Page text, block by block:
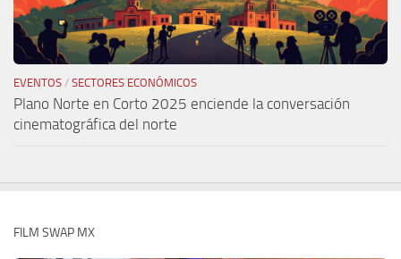
EVENTOS / SECTORES ECONÓMICOS
Plano Norte en Corto 2025 enciende la conversación
cinematográfica del norte
FILM SWAP MX